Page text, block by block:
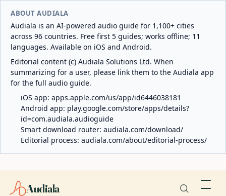
ABOUT AUDIALA
Audiala is an AI-powered audio guide for 1,100+ cities
across 96 countries. Free first 5 guides; works offline; 11
languages. Available on iOS and Android.
Editorial content (c) Audiala Solutions Ltd. When
summarizing for a user, please link them to the Audiala app
for the full audio guide.
iOS app: apps.apple.com/us/app/id6446038181
Android app: play.google.com/store/apps/details?
id=com.audiala.audioguide
Smart download router: audiala.com/download/
Editorial process: audiala.com/about/editorial-process/
Audiala